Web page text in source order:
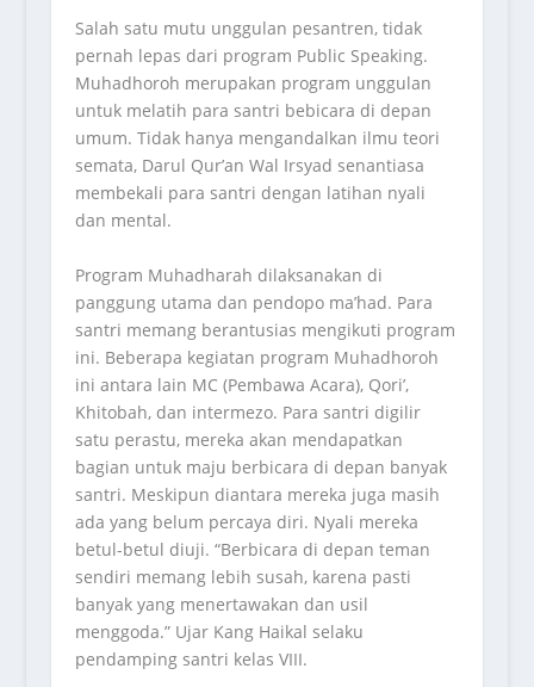
Salah satu mutu unggulan pesantren, tidak
pernah lepas dari program Public Speaking.
Muhadhoroh merupakan program unggulan
untuk melatih para santri bebicara di depan
umum. Tidak hanya mengandalkan ilmu teori
semata, Darul Qur’an Wal Irsyad senantiasa
membekali para santri dengan latihan nyali
dan mental.
Program Muhadharah dilaksanakan di
panggung utama dan pendopo ma’had. Para
santri memang berantusias mengikuti program
ini. Beberapa kegiatan program Muhadhoroh
ini antara lain MC (Pembawa Acara), Qori’,
Khitobah, dan intermezo. Para santri digilir
satu perastu, mereka akan mendapatkan
bagian untuk maju berbicara di depan banyak
santri. Meskipun diantara mereka juga masih
ada yang belum percaya diri. Nyali mereka
betul-betul diuji. “Berbicara di depan teman
sendiri memang lebih susah, karena pasti
banyak yang menertawakan dan usil
menggoda.” Ujar Kang Haikal selaku
pendamping santri kelas VIII.